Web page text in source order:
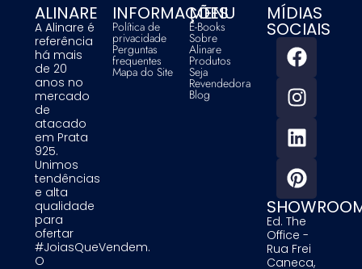
ALINARE
A Alinare é
referência
há mais
de 20
anos no
mercado
de
atacado
em Prata
925.
Unimos
tendências
e alta
qualidade
para
ofertar
#JoiasQueVendem.
O
INFORMAÇÕES
Política de
privacidade
Perguntas
frequentes
Mapa do Site
MENU
E-Books
Sobre
Alinare
Produtos
Seja
Revendedora
Blog
MÍDIAS
SOCIAIS
Ed. The
Office -
Rua Frei
Caneca,